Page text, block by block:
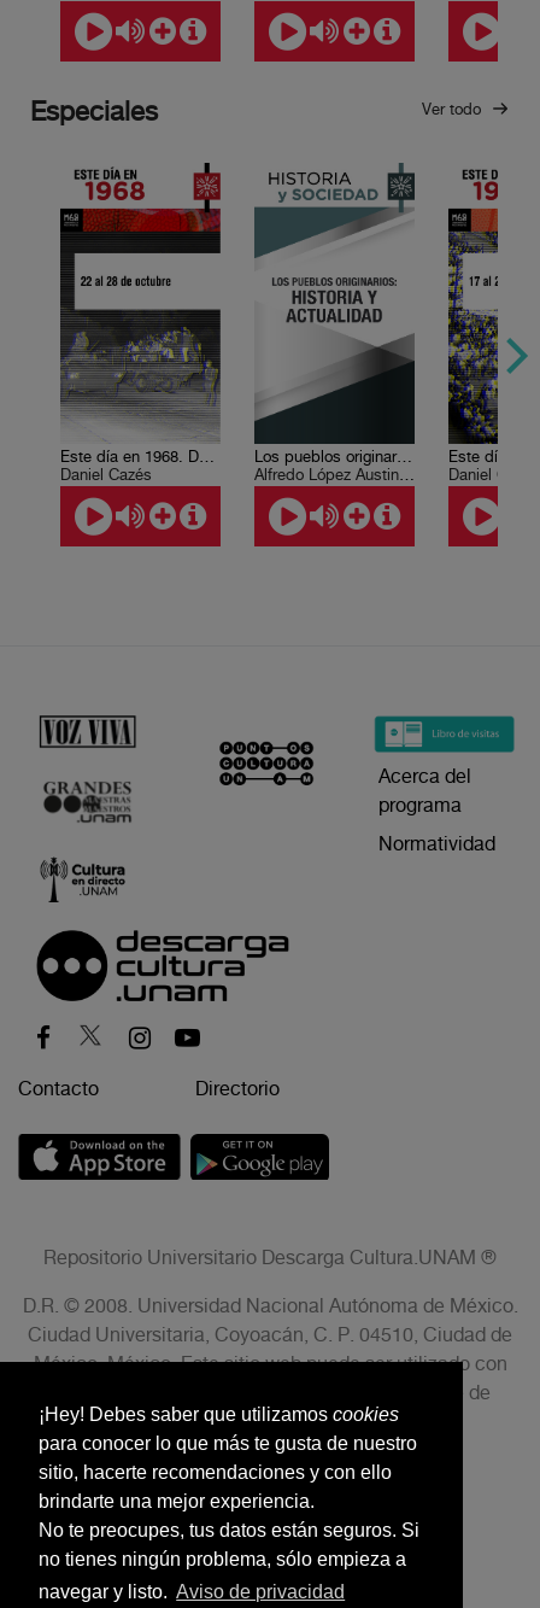
¡Hey! Debes saber que utilizamos cookies
para conocer lo que más te gusta de nuestro
sitio, hacerte recomendaciones y con ello
brindarte una mejor experiencia.
No te preocupes, tus datos están seguros. Si
no tienes ningún problema, sólo empieza a
navegar y listo. Aviso de privacidad
Especiales Ver todo
Este día en 1968. Del 22 al 28 de octubre
Daniel Cazés
Los pueblos originarios: historia y actualidad
Alfredo López Austin , Andrés Medina Hernández
Daniel Cazés
Acerca del
programa
Normatividad
Contacto Directorio
Repositorio Universitario Descarga Cultura.UNAM ®
D.R. © 2008. Universidad Nacional Autónoma de México.
Ciudad Universitaria, Coyoacán, C. P. 04510, Ciudad de
México, México. Este sitio web puede ser utilizado con
fines no lucrativos siempre que se cite la fuente de
conformidad con el AVISO LEGAL.